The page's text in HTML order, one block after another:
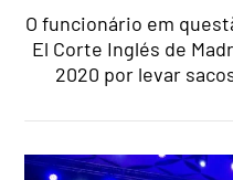
O funcionário em
El Corte Inglés de
2020 por levar